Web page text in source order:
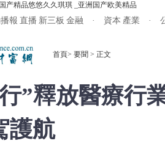
产精品悠悠久久琪琪 _亚洲国产欧美精品
報 直播 新三板 金融 · 資本 產業 ·
首頁> 要聞 > 正文
”釋放醫療行
護航